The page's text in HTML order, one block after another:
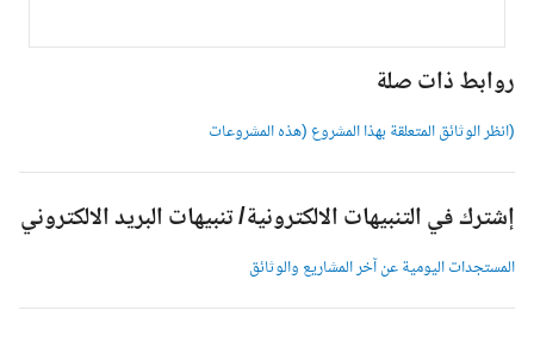
روابط ذات صلة
(انظر الوثائق المتعلقة بهذا المشروع (هذه المشروعات
إشترك في التنبيهات الالكترونية/ تنبيهات البريد الالكتروني
المستجدات اليومية عن آخر المشاريع والوثائق